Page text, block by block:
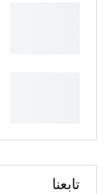
تابعنا